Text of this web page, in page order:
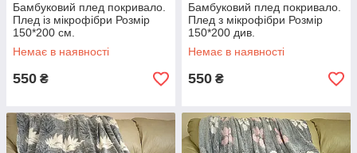
Бамбуковий плед покривало.
Плед із мікрофібри Розмір
150*200 см.
Немає в наявності
550 ₴
Бамбуковий плед покривало.
Плед з мікрофібри Розмір
150*200 див.
Немає в наявності
550 ₴